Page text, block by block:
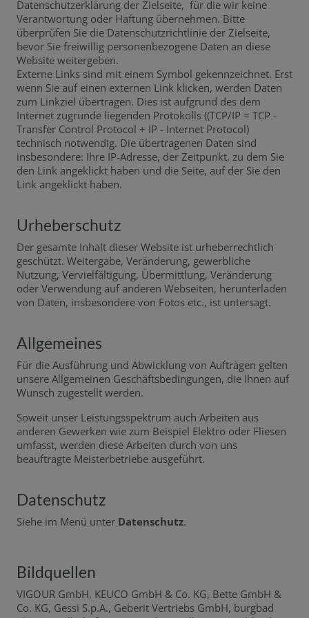
Datenschutzerklärung der Zielseite, für die wir keine
Verantwortung oder Haftung übernehmen. Bitte
überprüfen Sie die Datenschutzrichtlinie der Zielseite,
bevor Sie freiwillig personenbezogene Daten an diese
Website weitergeben.
Externe Links sind mit einem Symbol gekennzeichnet. Erst
wenn Sie auf einen externen Link klicken, werden Daten
zum Linkziel übertragen. Dies ist aufgrund des dem
Internet zugrunde liegenden Protokolls ((TCP/IP = TCP -
Transfer Control Protocol + IP - Internet Protocol)
technisch notwendig. Die übertragenen Daten sind
insbesondere: Ihre IP-Adresse, der Zeitpunkt, zu dem Sie
den Link angeklickt haben und die Seite, auf der Sie den
Link angeklickt haben.
Urheberschutz
Der gesamte Inhalt dieser Website ist urheberrechtlich
geschützt. Weitergabe, Veränderung, gewerbliche
Nutzung, Vervielfältigung, Übermittlung, Veränderung
oder Verwendung auf anderen Webseiten, herunterladen
von Daten, insbesondere von Fotos etc., ist untersagt.
Allgemeines
Für die Ausführung und Abwicklung von Aufträgen gelten
unsere Allgemeinen Geschäftsbedingungen, die Ihnen auf
Wunsch zugestellt werden.
Soweit unser Leistungsspektrum auch Arbeiten aus
anderen Gewerken wie zum Beispiel Elektro oder Fliesen
umfasst, werden diese Arbeiten durch von uns
beauftragte Meisterbetriebe ausgeführt.
Datenschutz
Siehe im Menü unter Datenschutz.
Bildquellen
VIGOUR GmbH, KEUCO GmbH & Co. KG, Bette GmbH &
Co. KG, Gessi S.p.A., Geberit Vertriebs GmbH, burgbad